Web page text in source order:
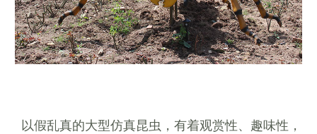
以假乱真的大型仿真昆虫，有着观赏性、趣味性，